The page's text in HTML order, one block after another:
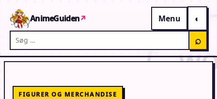
AnimeGuiden↗
Menu
Søg på AnimeGuiden
⌕
FIGURER OG MERCHANDISE